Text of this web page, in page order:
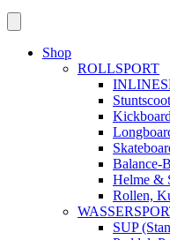
Shop
ROLLSPORT
Balance-
Helme &
Rollen,
SUP